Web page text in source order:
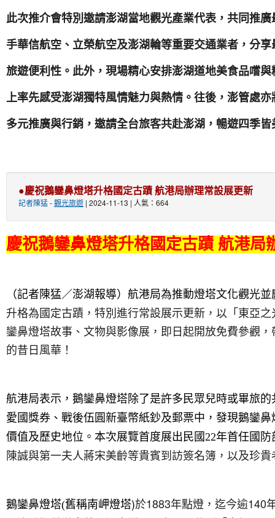
此次推介會特別邀請澎湖當地觀光產業代表，共同推
手華信航空、立榮航空及澎湖輪等重要交通業者，分
旅遊便利性。此外，現場精心安排澎湖道地美食品嚐
上率先感受澎湖獨特風情魅力與熱情。往後，澎管處
多元推廣與行銷，邀請全台旅客共赴澎湖，暢遊四季
●慶祝鵝鑾鼻燈塔升格國定古蹟 航港局辦理常設展更新
記者陳猛-觀光旅遊 | 2024-11-13 | 人氣：664
慶祝鵝鑾鼻燈塔升格國定古蹟 航港局
（記者陳猛／澎湖報導）航港局為推動燈塔文化觀光
升格為國定古蹟，特別進行常設展示更新，以「東亞
鑾鼻燈塔故事、文物與影像展，即日起開放免費參觀
的昔日風華！
航港局表示，鵝鑾鼻燈塔除了是許多民眾兒時或畢旅
愛國獎券、戰後伍圓新臺幣紙鈔及郵票中，發現鵝鑾
價值及歷史地位。本次展覽首度展出民國22年首任國
陳誠與第一夫人蔣宋美齡等貴賓到訪簽名簿，以及珍
鵝鑾鼻燈塔(舊稱南岬燈塔)於1883年點燈，迄今逾140